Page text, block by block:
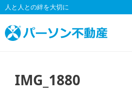
コ
ン
テ
ン
人と人との絆を大切に
IMG_1880